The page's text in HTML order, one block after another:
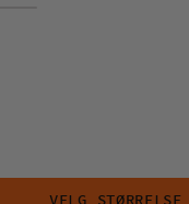
VELG STØRRELSE